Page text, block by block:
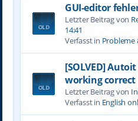
GUI-editor
Letzter Beitrag von
14:41
Verfasst in Probleme
[SOLVED]
working correct
Letzter Beitrag von
Verfasst in English